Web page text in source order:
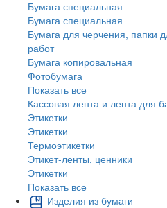
Бумага специальная
Бумага специальная
Бумага для черчения, папки
работ
Бумага копировальная
Фотобумага
Показать все
Кассовая лента и лента для
Этикетки
Этикетки
Термоэтикетки
Этикет-ленты, ценники
Этикетки
Показать все
Изделия из бумаги